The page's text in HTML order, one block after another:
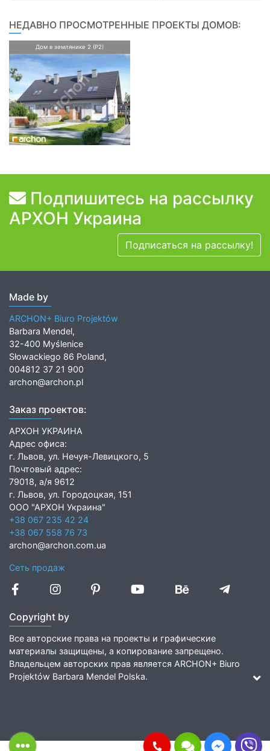
НЕДАВНО ПРОСМОТРЕННЫЕ ПРОЕКТЫ ДОМОВ:
Дом в землянике 2 (Р2)
Подпишитесь на рассылку
АРХОН Украина
Подписаться на рассылку!
Made by
ARCHON+ Biuro Projektów
Barbara Mendel,
32-400 Myślenice
Słowackiego 86 Poland,
004812 37 21 900
archon@archon.pl
Заказ проектов:
АРХОН УКРАИНА
Адрес офиса:
г. Львов, ул. Нечуя-Левицкого, 5
Почтовый адрес:
79018, а/я 9612
г. Львов, ул. Городоцкая, 151
ООО "АРХОН Украина"
+38 067 235 42 24
+38 067 558 76 73
archon@archon.com.ua
Сеть продаж
Copyright by
Все авторские права на проекты и графические
материалы защищены, а копирование запрещено.
Владельцем авторских прав является ARCHON+ Biuro
Projektów Barbara Mendel Polska.